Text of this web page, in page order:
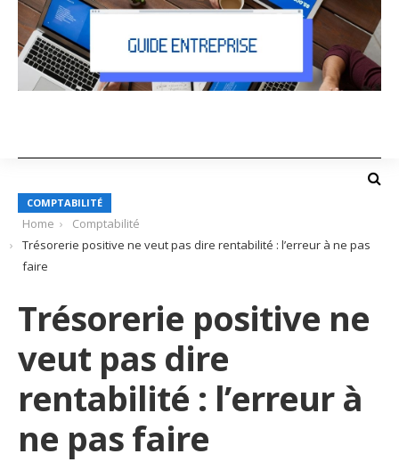
COMPTABILITÉ
Home
Comptabilité
Trésorerie positive ne veut pas dire rentabilité : l’erreur à ne pas
faire
Trésorerie positive ne
veut pas dire
rentabilité : l’erreur à
ne pas faire